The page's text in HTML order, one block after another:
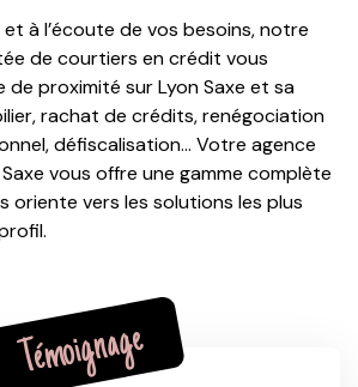
à l’écoute de vos besoins, notre
de courtiers en crédit vous
proximité sur Lyon Saxe et sa
rachat de crédits, renégociation
défiscalisation… Votre agence
vous offre une gamme complète
oriente vers les solutions les plus
Témoignage